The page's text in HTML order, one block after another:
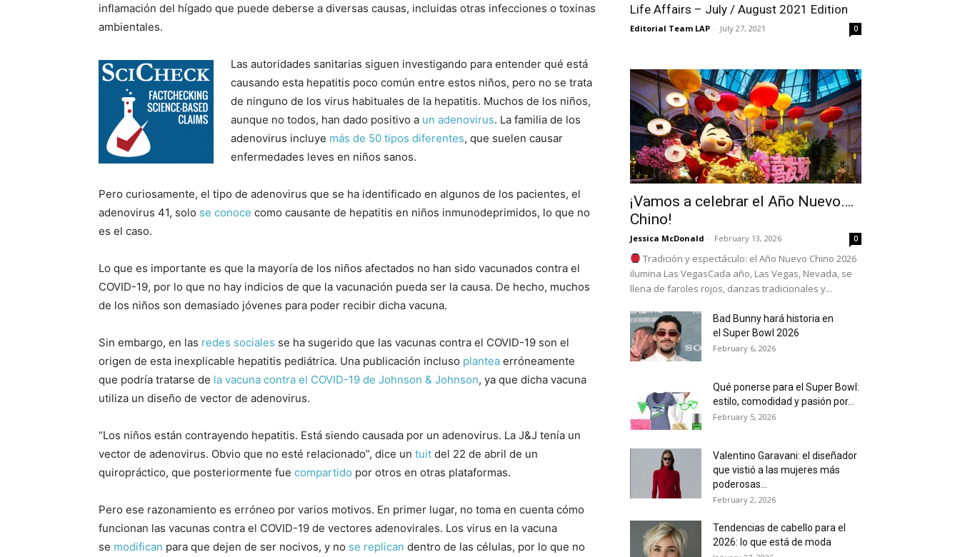
inflamación del hígado que puede deberse a diversas causas, incluidas otras infecciones o toxinas
ambientales.
Las autoridades sanitarias siguen investigando para entender qué está
causando esta hepatitis poco común entre estos niños, pero no se trata
de ninguno de los virus habituales de la hepatitis. Muchos de los niños,
aunque no todos, han dado positivo a un adenovirus. La familia de los
adenovirus incluye más de 50 tipos diferentes, que suelen causar
enfermedades leves en niños sanos.
Pero curiosamente, el tipo de adenovirus que se ha identificado en algunos de los pacientes, el
adenovirus 41, solo se conoce como causante de hepatitis en niños inmunodeprimidos, lo que no
es el caso.
Lo que es importante es que la mayoría de los niños afectados no han sido vacunados contra el
COVID-19, por lo que no hay indicios de que la vacunación pueda ser la causa. De hecho, muchos
de los niños son demasiado jóvenes para poder recibir dicha vacuna.
Sin embargo, en las redes sociales se ha sugerido que las vacunas contra el COVID-19 son el
origen de esta inexplicable hepatitis pediátrica. Una publicación incluso plantea erróneamente
que podría tratarse de la vacuna contra el COVID-19 de Johnson & Johnson, ya que dicha vacuna
utiliza un diseño de vector de adenovirus.
“Los niños están contrayendo hepatitis. Está siendo causada por un adenovirus. La J&J tenía un
vector de adenovirus. Obvio que no esté relacionado”, dice un tuit del 22 de abril de un
quiropráctico, que posteriormente fue compartido por otros en otras plataformas.
Pero ese razonamiento es erróneo por varios motivos. En primer lugar, no toma en cuenta cómo
funcionan las vacunas contra el COVID-19 de vectores adenovirales. Los virus en la vacuna
se modifican para que dejen de ser nocivos, y no se replican dentro de las células, por lo que no
Life Affairs – July / August 2021 Edition
Editorial Team LAP - July 27, 2021 0
¡Vamos a celebrar el Año Nuevo….
Chino!
Jessica McDonald - February 13, 2026 0
Tradición y espectáculo: el Año Nuevo Chino 2026
ilumina Las VegasCada año, Las Vegas, Nevada, se
llena de faroles rojos, danzas tradicionales y...
Bad Bunny hará historia en
el Super Bowl 2026
February 6, 2026
Qué ponerse para el Super Bowl:
estilo, comodidad y pasión por...
February 5, 2026
Valentino Garavani: el diseñador
que vistió a las mujeres más
poderosas...
February 2, 2026
Tendencias de cabello para el
2026: lo que está de moda